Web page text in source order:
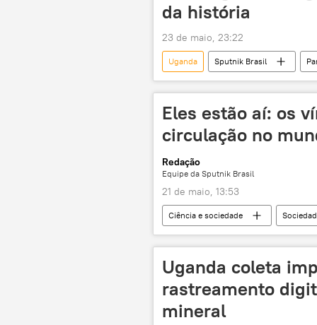
da história
23 de maio, 23:22
Uganda Sputnik Brasil
República Democrática do Congo
Eles estão aí: os
circulação no
Redação
Equipe da Sputnik Brasil
21 de maio, 13:53
Ciência e sociedade
ebola
vírus
Uganda coleta
rastreamento
mineral